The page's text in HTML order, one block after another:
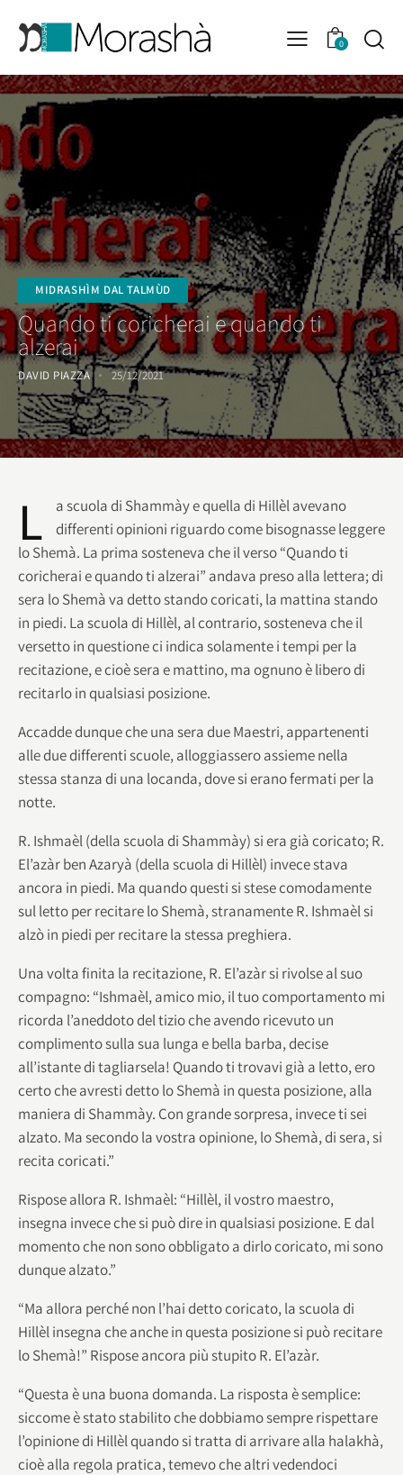
0
MIDRASHÌM DAL TALMÙD
Quando ti coricherai e quando ti
alzerai
DAVID PIAZZA 25/12/2021
L
a scuola di Shammày e quella di Hillèl avevano
differenti opinioni riguardo come bisognasse leggere
lo Shemà. La prima sosteneva che il verso “Quando ti
coricherai e quando ti alzerai” andava preso alla lettera; di
sera lo Shemà va detto stando coricati, la mattina stando
in piedi. La scuola di Hillèl, al contrario, sosteneva che il
versetto in questione ci indica solamente i tempi per la
recitazione, e cioè sera e mattino, ma ognuno è libero di
recitarlo in qualsiasi posizione.
Accadde dunque che una sera due Maestri, appartenenti
alle due differenti scuole, alloggiassero assieme nella
stessa stanza di una locanda, dove si erano fermati per la
notte.
R. Ishmaèl (della scuola di Shammày) si era già coricato; R.
El’azàr ben Azaryà (della scuola di Hillèl) invece stava
ancora in piedi. Ma quando questi si stese comodamente
sul letto per recitare lo Shemà, stranamente R. Ishmaèl si
alzò in piedi per recitare la stessa preghiera.
Una volta finita la recitazione, R. El’azàr si rivolse al suo
compagno: “Ishmaèl, amico mio, il tuo comportamento mi
ricorda l’aneddoto del tizio che avendo ricevuto un
complimento sulla sua lunga e bella barba, decise
all’istante di tagliarsela! Quando ti trovavi già a letto, ero
certo che avresti detto lo Shemà in questa posizione, alla
maniera di Shammày. Con grande sorpresa, invece ti sei
alzato. Ma secondo la vostra opinione, lo Shemà, di sera, si
recita coricati.”
Rispose allora R. Ishmaèl: “Hillèl, il vostro maestro,
insegna invece che si può dire in qualsiasi posizione. E dal
momento che non sono obbligato a dirlo coricato, mi sono
dunque alzato.”
“Ma allora perché non l’hai detto coricato, la scuola di
Hillèl insegna che anche in questa posizione si può recitare
lo Shemà!” Rispose ancora più stupito R. El’azàr.
“Questa è una buona domanda. La risposta è semplice:
siccome è stato stabilito che dobbiamo sempre rispettare
l’opinione di Hillèl quando si tratta di arrivare alla halakhà,
cioè alla regola pratica, temevo che altri vedendoci